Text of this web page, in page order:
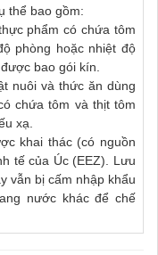
thể bao gồm:
phẩm có chứa tôm
phòng hoặc nhiệt độ
bao gói kín.
nuôi và thức ăn dùng
chứa tôm và thịt tôm
xạ.
khai thác (có nguồn
tế của Úc (EEZ). Lưu
vẫn bị cấm nhập khẩu
nước khác để chế